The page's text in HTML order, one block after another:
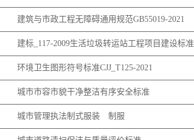
建筑与市政工程无障碍通用规范GB55019-2021
建标_117-2009生活垃圾转运站工程项目建设标准
环境卫生图形符号标准CJJ_T125-2021
城市市容市貌干净整洁有序安全标准
城市管理执法制式服装 制服